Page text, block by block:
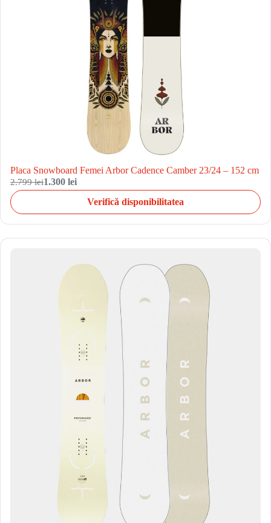
Placa Snowboard Femei Arbor Cadence Camber 23/24 – 152 cm
2.799 lei1.300 lei
Verifică disponibilitatea